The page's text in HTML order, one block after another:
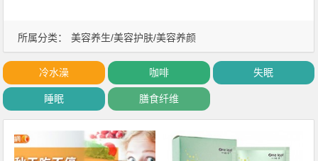
所属分类： 美容养生/美容护肤/美容养颜
冷水澡 咖啡 失眠
睡眠 膳食纤维